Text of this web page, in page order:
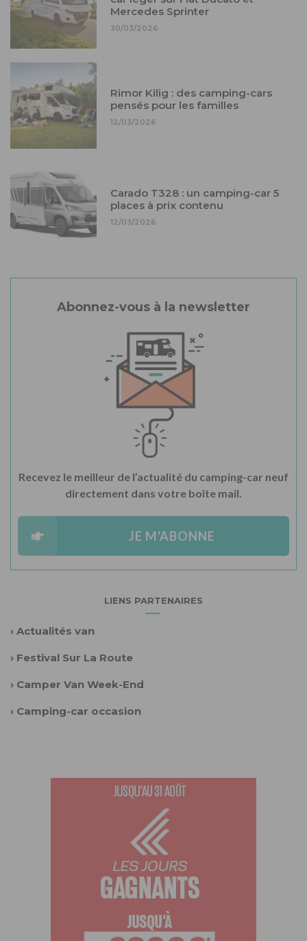
Mercedes Sprinter
30/03/2026
Rimor Kilig : des camping-cars
pensés pour les familles
12/03/2026
Carado T328 : un camping-car 5
places à prix contenu
12/03/2026
Abonnez-vous à la newsletter
Recevez le meilleur de l’actualité du camping-car neuf
directement dans votre boîte mail.
JE M'ABONNE
LIENS PARTENAIRES
› Actualités van
› Festival Sur La Route
› Camper Van Week-End
› Camping-car occasion